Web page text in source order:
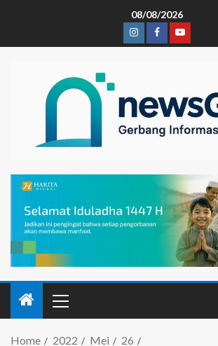
08/08/2026
Home 2022 Mei
26